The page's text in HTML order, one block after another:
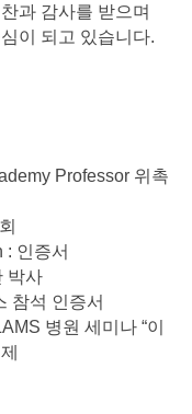
과 감사를 받으며
이 되고 있습니다.
Professor 위촉
: 인증서
박사
참석 인증서
병원 세미나 “이